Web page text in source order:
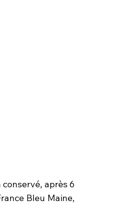
conservé, après 6
Bleu Maine,